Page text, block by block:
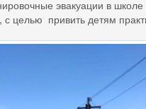
эвакуации в школе
с целью привить детям